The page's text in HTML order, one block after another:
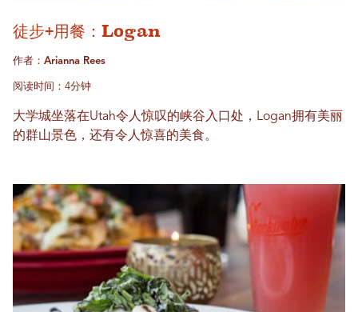
徒步+用餐：Logan
作者：Arianna Rees
阅读时间：4分钟
大学城坐落在Utah令人惊叹的峡谷入口处，Logan拥有美丽
的群山景色，还有令人惊喜的美食。